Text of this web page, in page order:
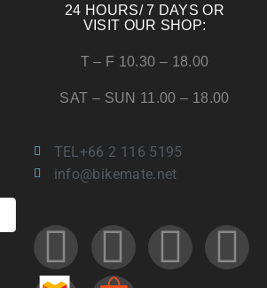
24 HOURS/ 7 DAYS OR
VISIT OUR SHOP:
T – F 10.30 – 18.00
SAT – SUN 11.00 – 18.00
TEL+66 2 116 5195
info@bikemate.net